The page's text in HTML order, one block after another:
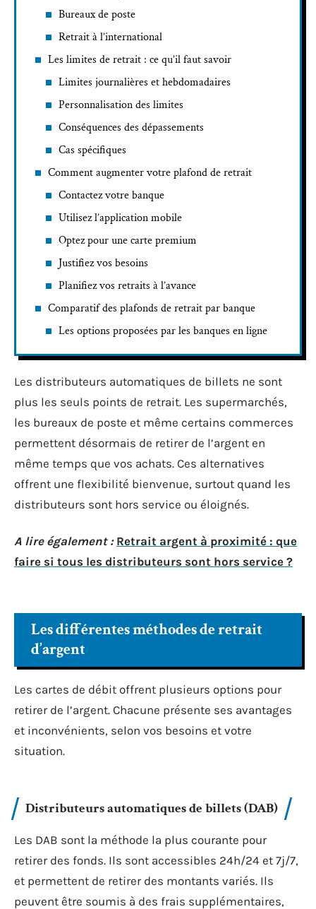
Bureaux de poste
Retrait à l’international
Les limites de retrait : ce qu’il faut savoir
Limites journalières et hebdomadaires
Personnalisation des limites
Conséquences des dépassements
Cas spécifiques
Comment augmenter votre plafond de retrait
Contactez votre banque
Utilisez l’application mobile
Optez pour une carte premium
Justifiez vos besoins
Planifiez vos retraits à l’avance
Comparatif des plafonds de retrait par banque
Les options proposées par les banques en ligne
Les distributeurs automatiques de billets ne sont
plus les seuls points de retrait. Les supermarchés,
les bureaux de poste et même certains commerces
permettent désormais de retirer de l’argent en
même temps que vos achats. Ces alternatives
offrent une flexibilité bienvenue, surtout quand les
distributeurs sont hors service ou éloignés.
A lire également : Retrait argent à proximité : que
faire si tous les distributeurs sont hors service ?
Les différentes méthodes de retrait
d’argent
Les cartes de débit offrent plusieurs options pour
retirer de l’argent. Chacune présente ses avantages
et inconvénients, selon vos besoins et votre
situation.
Distributeurs automatiques de billets (DAB)
Les DAB sont la méthode la plus courante pour
retirer des fonds. Ils sont accessibles 24h/24 et 7j/7,
et permettent de retirer des montants variés. Ils
peuvent être soumis à des frais supplémentaires,